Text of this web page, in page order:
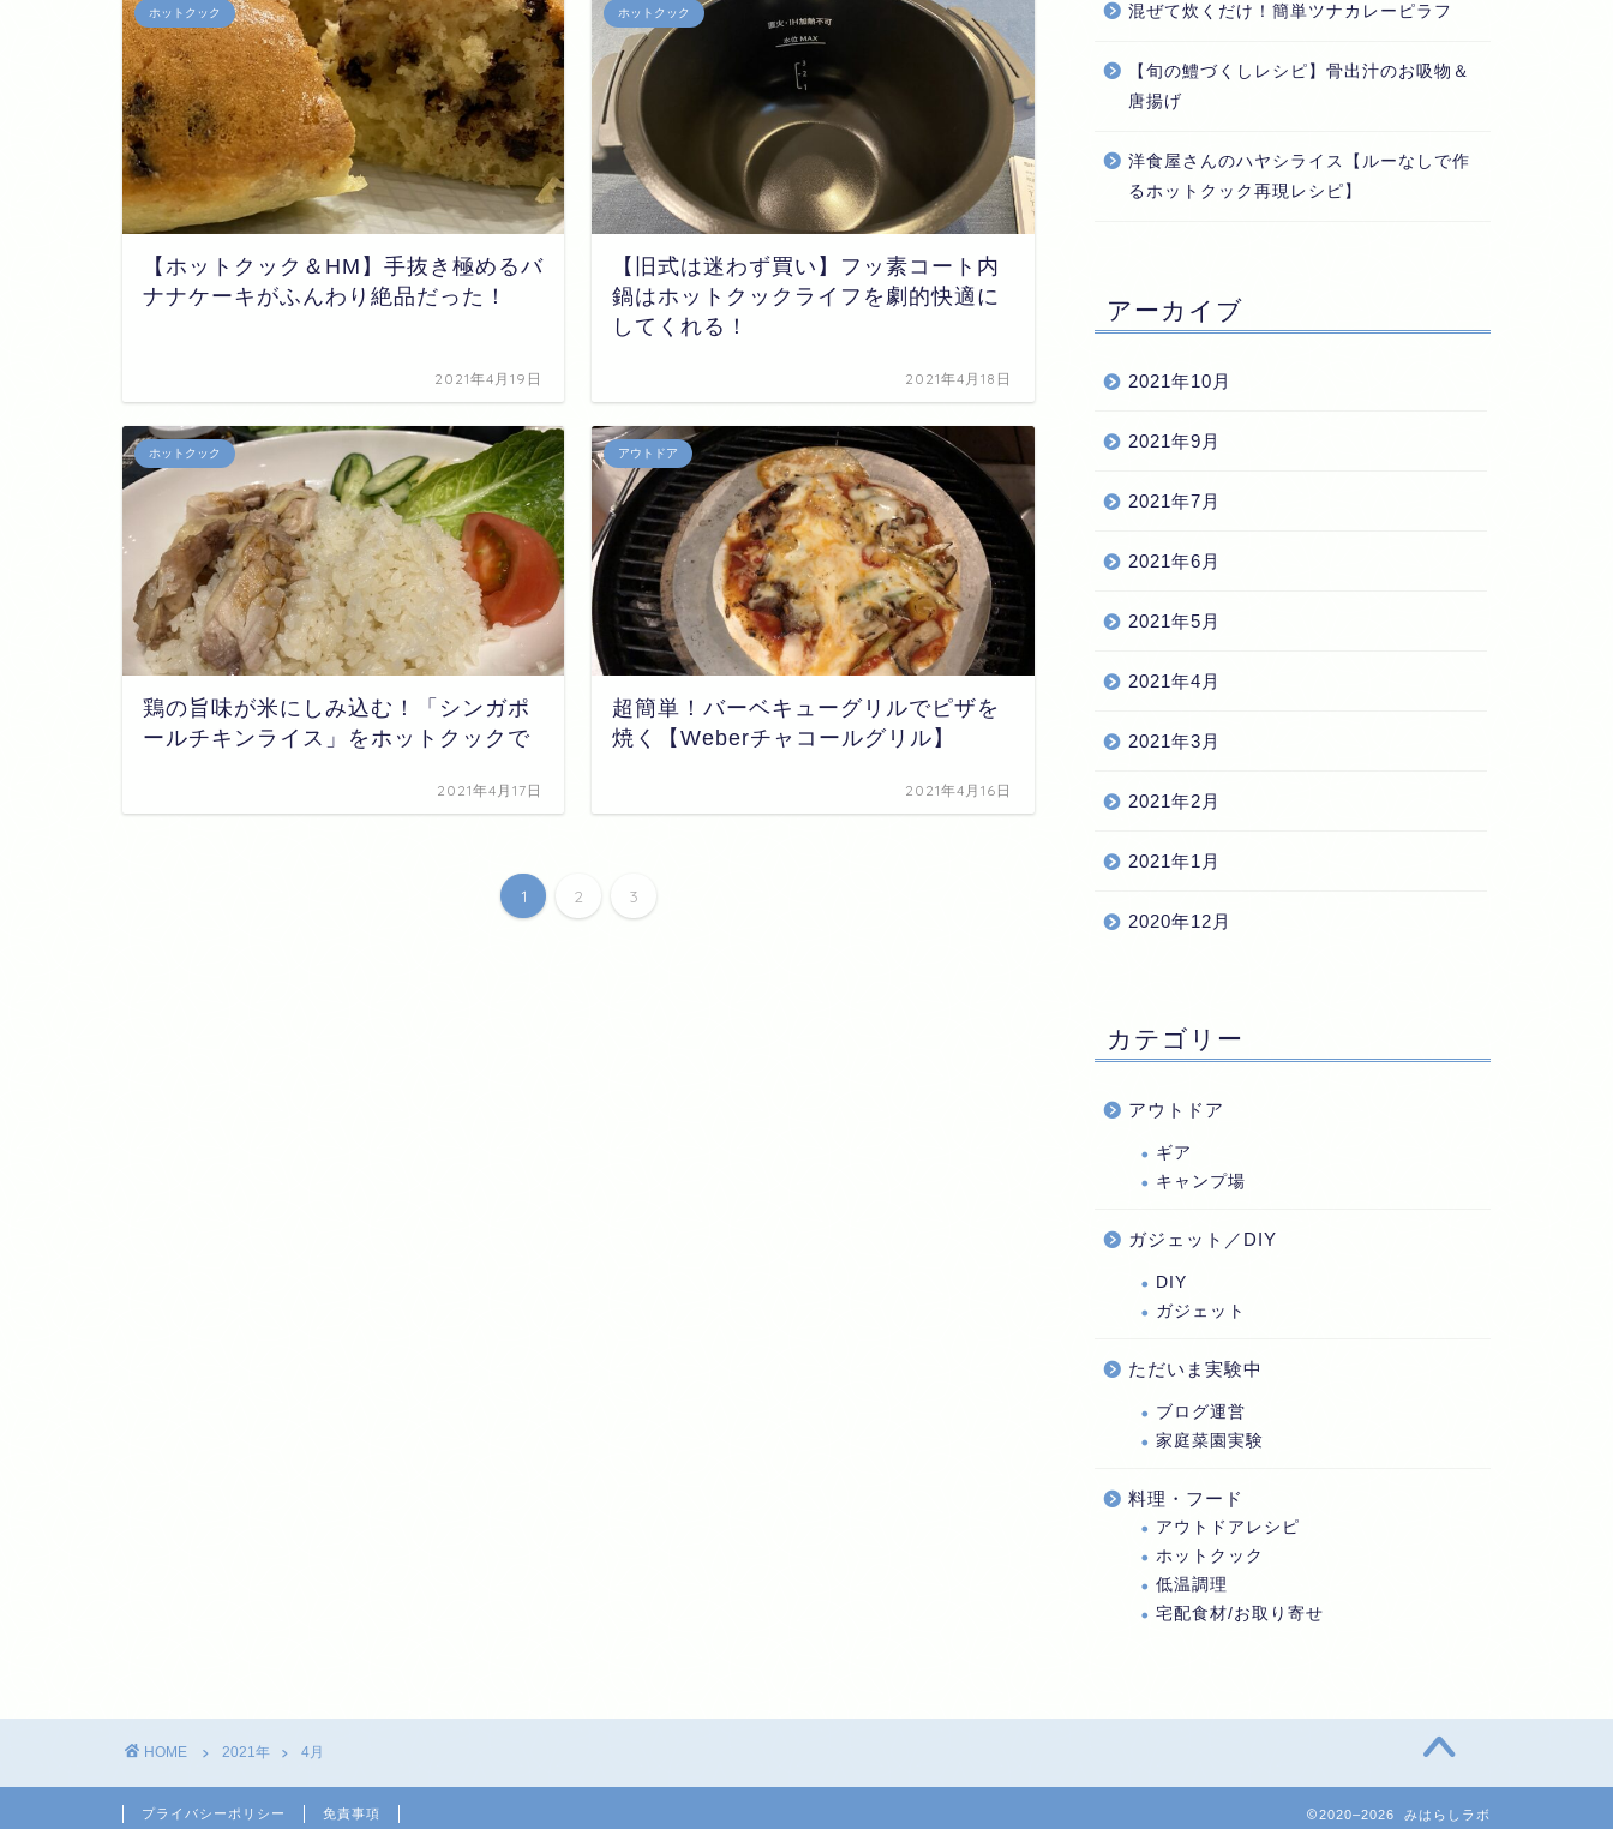
ホットクック
【ホットクック＆HM】手抜き極めるバ
ナナケーキがふんわり絶品だった！
2021年4月19日
ホットクック
【旧式は迷わず買い】フッ素コート内
鍋はホットクックライフを劇的快適に
してくれる！
2021年4月18日
ホットクック
鶏の旨味が米にしみ込む！「シンガポ
ールチキンライス」をホットクックで
2021年4月17日
アウトドア
超簡単！バーベキューグリルでピザを
焼く【Weberチャコールグリル】
2021年4月16日
1 2 3
混ぜて炊くだけ！簡単ツナカレーピラフ
【旬の鱧づくしレシピ】骨出汁のお吸物＆
唐揚げ
洋食屋さんのハヤシライス【ルーなしで作
るホットクック再現レシピ】
アーカイブ
2021年10月
2021年9月
2021年7月
2021年6月
2021年5月
2021年4月
2021年3月
2021年2月
2021年1月
2020年12月
カテゴリー
アウトドア
ギア
キャンプ場
ガジェット／DIY
DIY
ガジェット
ただいま実験中
ブログ運営
家庭菜園実験
料理・フード
アウトドアレシピ
ホットクック
低温調理
宅配食材/お取り寄せ
HOME 2021年 4月
プライバシーポリシー 免責事項 2020–2026 みはらしラボ